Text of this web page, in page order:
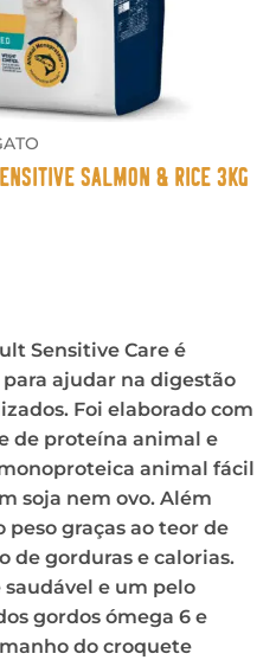
Salmon & Rice 3Kg
Sensitive Care é
ajudar na digestão
Foi elaborado com
de proteína animal e
animal fácil
soja nem ovo. Além
peso graças ao teor de
de gorduras e calorias.
e um pelo
gordos ómega 6 e
do croquete